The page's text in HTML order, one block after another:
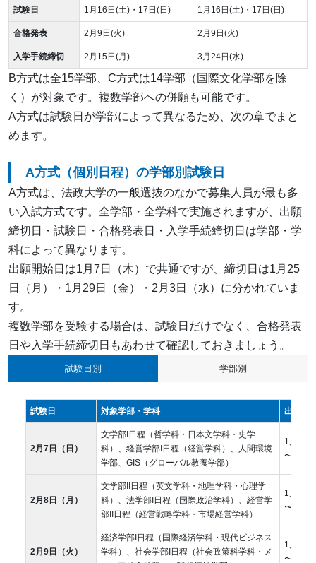
試験日 1月16日(土)・17日(日) 1月16日(土)・17日(日)
合格発表 2月9日(火) 2月9日(火)
入学手続締切 2月15日(月) 3月24日(水)
B方式は全15学部、C方式は14学部（国際文化学部を除
く）が対象です。複数学部への併願も可能です。
A方式は試験日が学部によって異なるため、次の章でまと
めます。
A方式（個別日程）の学部別試験日
A方式は、法政大学の一般選抜のなかで募集人員が最も多
い入試方式です。全学部・全学科で実施されますが、出願
締切日・試験日・合格発表日・入学手続締切日は学部・学
科によって異なります。
出願開始日は1月7日（木）で共通ですが、締切日は1月25
日（月）・1月29日（金）・2月3日（水）に分かれていま
す。
複数学部を受験する場合は、試験日だけでなく、合格発表
日や入学手続締切日もあわせて確認しておきましょう。
試験日別 学部別
試験日 対象学部・学科 出願期
2月7日（日）
文学部I日程（哲学科・日本文学科・史学
科）、経営学部I日程（経営学科）、人間環境
学部、GIS（グローバル教養学部）
1月7日
〜1月
2月8日（月）
文学部II日程（英文学科・地理学科・心理学
科）、法学部I日程（国際政治学科）、経営学
部II日程（経営戦略学科・市場経営学科）
1月7日
〜1月
2月9日（火）
経済学部I日程（国際経済学科・現代ビジネス
学科）、社会学部I日程（社会政策科学科・メ
1月7日
〜1月